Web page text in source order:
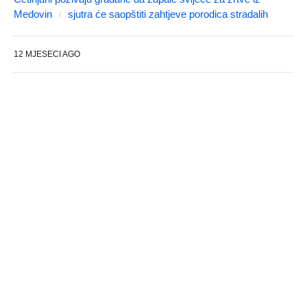
Medovin
sjutra će saopštiti zahtjeve porodica stradalih
12 MJESECI AGO